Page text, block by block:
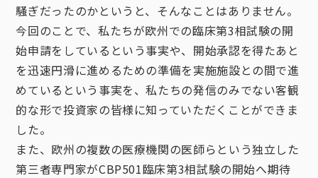
騒ぎだったのかというと、そんなことはありません。
今回のことで、私たちが欧州での臨床第3相試験の開
始申請をしているという事実や、開始承認を得たあと
を迅速円滑に進めるための準備を実施施設との間で進
めているという事実を、私たちの発信のみでない客観
的な形で投資家の皆様に知っていただくことができま
した。
また、欧州の複数の医療機関の医師らという独立した
第三者専門家がCBP501臨床第3相試験の開始へ期待